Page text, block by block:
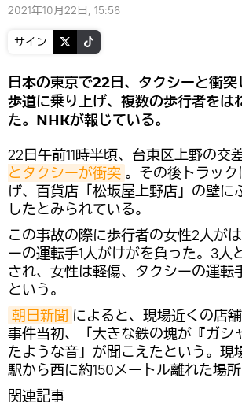
2021年10月22日, 15:56
サイン
日本の東京で22日、タクシーと衝
歩道に乗り上げ、複数の歩行者をは
た。NHKが報じている。
22日午前11時半頃、台東区上野の交
とタクシーが衝突 。その後トラッ
げ、百貨店「松坂屋上野店」の壁に
したとみられている。
この事故の際に歩行者の女性2人が
ーの運転手1人がけがを負った。3人
され、女性は軽傷、タクシーの運転
という。
朝日新聞 によると、現場近くの店
事件当初、「大きな鉄の塊が『ガシ
たような音」が聞こえたという。現
駅から西に約150メートル離れた場所
関連記事